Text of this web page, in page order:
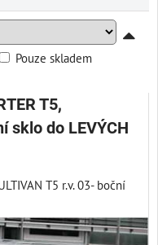
Pouze skladem
T5,
sklo do LEVÝCH
T5 r.v. 03- boční